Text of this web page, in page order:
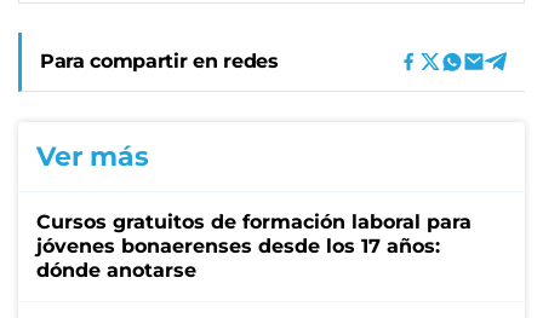
Para compartir en redes
Ver más
Cursos gratuitos de formación laboral para
jóvenes bonaerenses desde los 17 años:
dónde anotarse